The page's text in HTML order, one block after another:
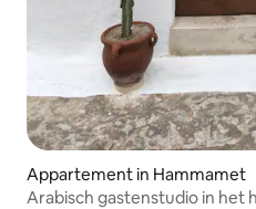
Appartement in Hammamet
Arabisch gastenstudio in het